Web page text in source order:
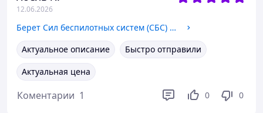
12.06.2026
Берет Сил беспилотных систем (СБС) «Капля» степной с кокардой и отбивкой
Актуальное описание
Быстро отправили
Актуальная цена
Коментарии 1 0 0